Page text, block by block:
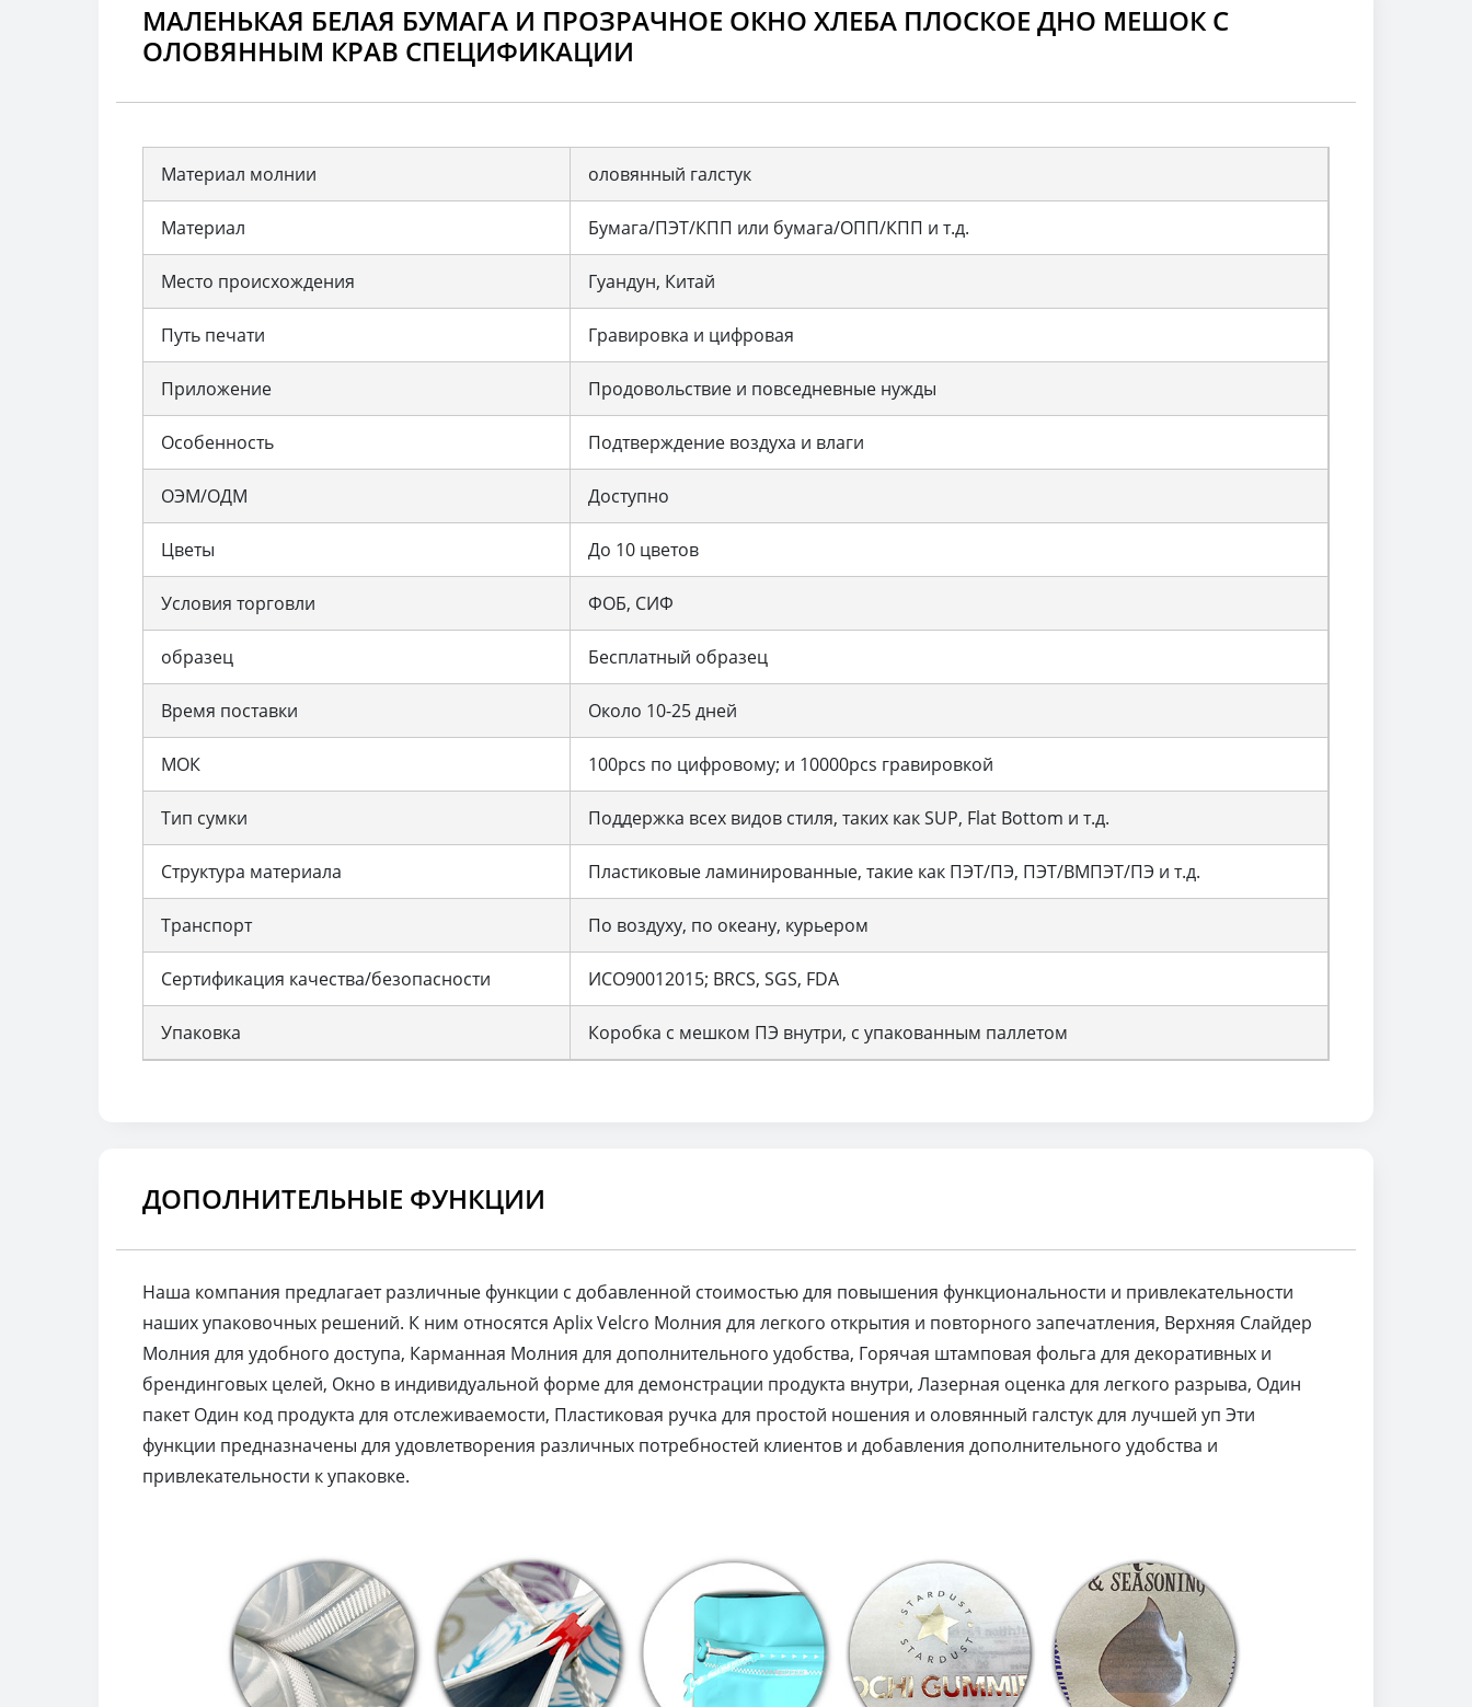
МАЛЕНЬКАЯ БЕЛАЯ БУМАГА И ПРОЗРАЧНОЕ ОКНО ХЛЕБА ПЛОСКОЕ ДНО МЕШОК С
ОЛОВЯННЫМ КРАВ СПЕЦИФИКАЦИИ
Материал молнии оловянный галстук
Материал Бумага/ПЭТ/КПП или бумага/ОПП/КПП и т.д.
Место происхождения Гуандун, Китай
Путь печати Гравировка и цифровая
Приложение Продовольствие и повседневные нужды
Особенность Подтверждение воздуха и влаги
ОЭМ/ОДМ Доступно
Цветы До 10 цветов
Условия торговли ФОБ, СИФ
образец Бесплатный образец
Время поставки Около 10-25 дней
МОК 100pcs по цифровому; и 10000pcs гравировкой
Тип сумки Поддержка всех видов стиля, таких как SUP, Flat Bottom и т.д.
Структура материала Пластиковые ламинированные, такие как ПЭТ/ПЭ, ПЭТ/ВМПЭТ/ПЭ и т.д.
Транспорт По воздуху, по океану, курьером
Сертификация качества/безопасности ИСО90012015; BRCS, SGS, FDA
Упаковка Коробка с мешком ПЭ внутри, с упакованным паллетом
ДОПОЛНИТЕЛЬНЫЕ ФУНКЦИИ
Наша компания предлагает различные функции с добавленной стоимостью для повышения функциональности и привлекательности
наших упаковочных решений. К ним относятся Aplix Velcro Молния для легкого открытия и повторного запечатления, Верхняя Слайдер
Молния для удобного доступа, Карманная Молния для дополнительного удобства, Горячая штамповая фольга для декоративных и
брендинговых целей, Окно в индивидуальной форме для демонстрации продукта внутри, Лазерная оценка для легкого разрыва, Один
пакет Один код продукта для отслеживаемости, Пластиковая ручка для простой ношения и оловянный галстук для лучшей уп Эти
функции предназначены для удовлетворения различных потребностей клиентов и добавления дополнительного удобства и
привлекательности к упаковке.